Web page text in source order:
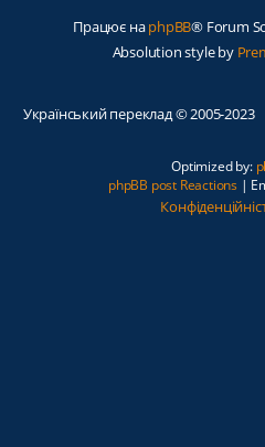
Працює наphpBB® Forum
Absolution style by
Український переклад © 2005-2023
Optimized by:
phpBB post Reactions|